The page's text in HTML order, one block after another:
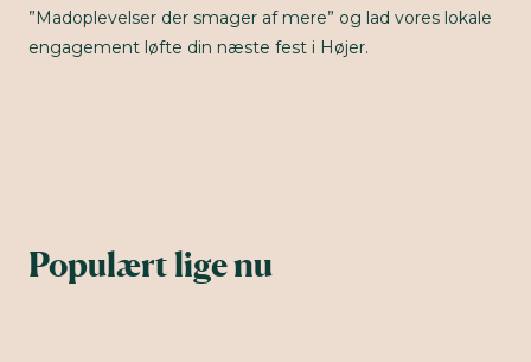
”Madoplevelser der smager af mere” og lad vores lokale
engagement løfte din næste fest i Højer.
Populært lige nu